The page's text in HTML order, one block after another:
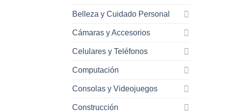
Belleza y Cuidado Personal
Cámaras y Accesorios
Celulares y Teléfonos
Computación
Consolas y Videojuegos
Construcción